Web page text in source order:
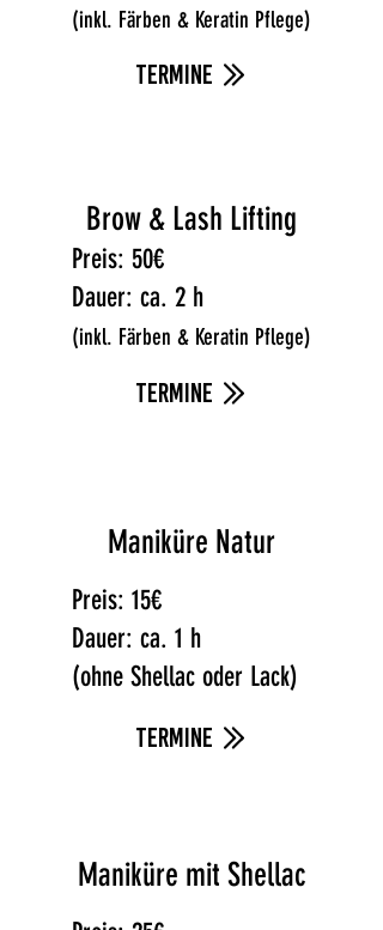
(inkl. Färben & Keratin Pflege)
termine
Brow & Lash Lifting
Preis: 50€
Dauer: ca. 2 h
(inkl. Färben & Keratin Pflege)
termine
Maniküre Natur
Preis: 15€
Dauer: ca. 1 h
(ohne Shellac oder Lack)
termine
Maniküre mit Shellac